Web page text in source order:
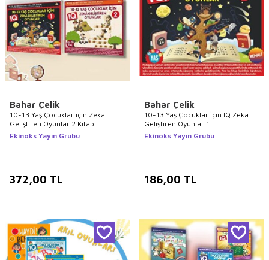
Bahar Çelik
10-13 Yaş Çocuklar için Zeka
Geliştiren Oyunlar 2 Kitap
Ekinoks Yayın Grubu
372,00 TL
Bahar Çelik
10-13 Yaş Çocuklar İçin IQ Zeka
Geliştiren Oyunlar 1
Ekinoks Yayın Grubu
186,00 TL